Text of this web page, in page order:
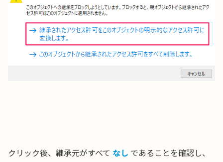
クリック後、継承元がすべて なし であることを確認し、